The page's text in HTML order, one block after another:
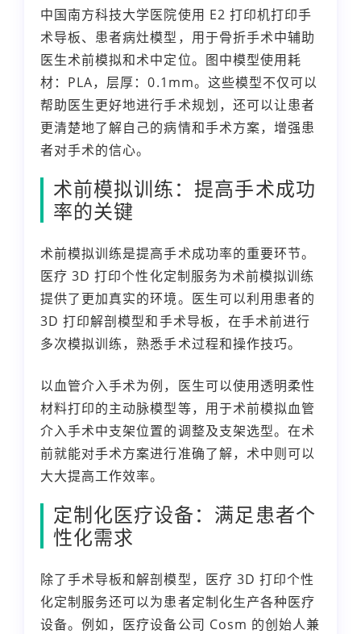
中国南方科技大学医院使用 E2 打印机打印手
术导板、患者病灶模型，用于骨折手术中辅助
医生术前模拟和术中定位。图中模型使用耗
材：PLA，层厚：0.1mm。这些模型不仅可以
帮助医生更好地进行手术规划，还可以让患者
更清楚地了解自己的病情和手术方案，增强患
者对手术的信心。
术前模拟训练：提高手术成功
率的关键
术前模拟训练是提高手术成功率的重要环节。
医疗 3D 打印个性化定制服务为术前模拟训练
提供了更加真实的环境。医生可以利用患者的
3D 打印解剖模型和手术导板，在手术前进行
多次模拟训练，熟悉手术过程和操作技巧。
以血管介入手术为例，医生可以使用透明柔性
材料打印的主动脉模型等，用于术前模拟血管
介入手术中支架位置的调整及支架选型。在术
前就能对手术方案进行准确了解，术中则可以
大大提高工作效率。
定制化医疗设备：满足患者个
性化需求
除了手术导板和解剖模型，医疗 3D 打印个性
化定制服务还可以为患者定制化生产各种医疗
设备。例如，医疗设备公司 Cosm 的创始人兼